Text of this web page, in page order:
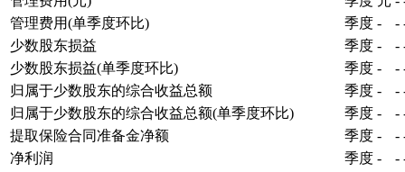
管理费用(单季度环比)
季度 - -
少数股东损益
季度 - -
少数股东损益(单季度环比)
季度 - -
归属于少数股东的综合收益总额
季度 - -
归属于少数股东的综合收益总额(单季度环比)
季度 - -
提取保险合同准备金净额
季度 - -
净利润
季度 - -